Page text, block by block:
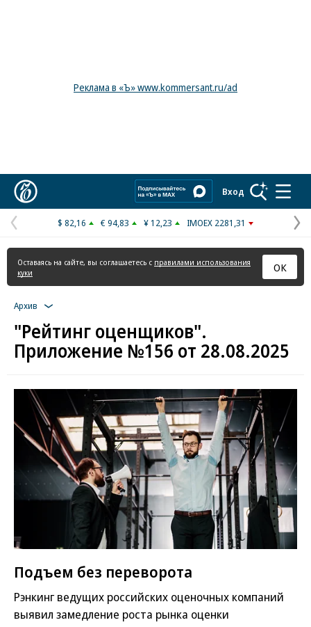
Реклама в «Ъ» www.kommersant.ru/ad
Вход
Предыдущая
страница
$ 82,16 € 94,83 ¥ 12,23 IMOEX 2281,31
Оставаясь на сайте, вы соглашаетесь с правилами использования
куки
ОК
Архив
"Рейтинг оценщиков".
Приложение №156 от 28.08.2025
Подъем без переворота
Рэнкинг ведущих российских оценочных компаний
выявил замедление роста рынка оценки